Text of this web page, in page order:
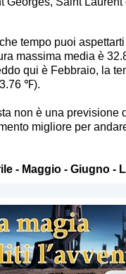
tempo puoi
massima media è
qui è Febbraio, la
℉).
non è una
migliore per
- Maggio- Giugno-